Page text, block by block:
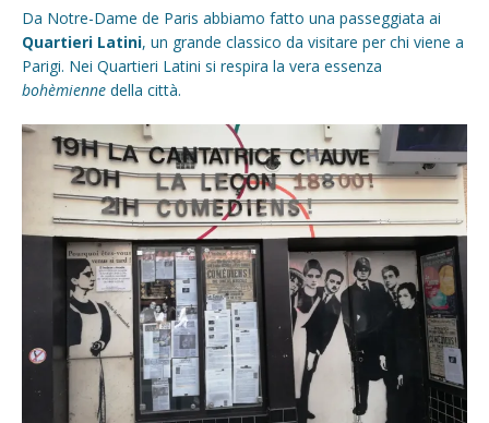
Da Notre-Dame de Paris abbiamo fatto una passeggiata ai
Quartieri Latini, un grande classico da visitare per chi viene a
Parigi. Nei Quartieri Latini si respira la vera essenza
bohèmienne della città.